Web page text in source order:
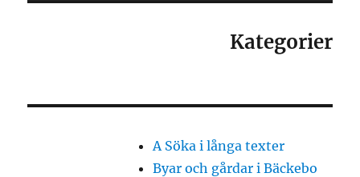
Kategorier
A Söka i långa texter
Byar och gårdar i Bäckebo